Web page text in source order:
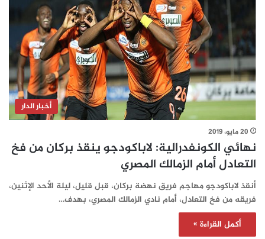
أخبار الدار
20 مايو، 2019
نهائي الكونفدرالية: لاباكودجو ينقذ بركان من فخ
التعادل أمام الزمالك المصري
أنقذ لاباكودجو مهاجم فريق نهضة بركان، قبل قليل، ليلة الأحد الإثنين،
فريقه من فخ التعادل، أمام نادي الزمالك المصري، بهدف…
أكمل القراءة »